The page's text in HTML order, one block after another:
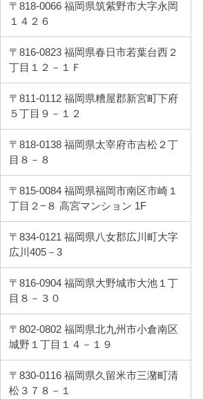
〒818-0066 福岡県筑紫野市大字永岡
１４２６
〒816-0823 福岡県春日市若葉台西２
丁目１２－１Ｆ
〒811-0112 福岡県糟屋郡新宮町下府
５丁目９－１２
〒818-0138 福岡県太宰府市吉松２丁
目８－８
〒815-0084 福岡県福岡市南区市崎１
丁目２−８ 高宮マンション 1F
〒834-0121 福岡県八女郡広川町大字
広川405－3
〒816-0904 福岡県大野城市大池１丁
目８－３０
〒802-0802 福岡県北九州市小倉南区
城野１丁目１４－１９
〒830-0116 福岡県久留米市三潴町清
松３７８－１